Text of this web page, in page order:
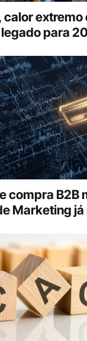
extremo
para
compra B2B
Marketing